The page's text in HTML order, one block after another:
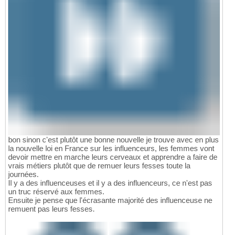
bon sinon c'est plutôt une bonne nouvelle je trouve avec en plus
la nouvelle loi en France sur les influenceurs, les femmes vont
devoir mettre en marche leurs cerveaux et apprendre a faire de
vrais métiers plutôt que de remuer leurs fesses toute la
journées.
Il y a des influenceuses et il y a des influenceurs, ce n'est pas
un truc réservé aux femmes.
Ensuite je pense que l'écrasante majorité des influenceuse ne
remuent pas leurs fesses.